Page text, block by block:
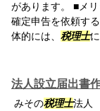
があります。 ■メ
確定申告を依頼す
体的には、 税理士
法人設立届出書
みその税理士法人